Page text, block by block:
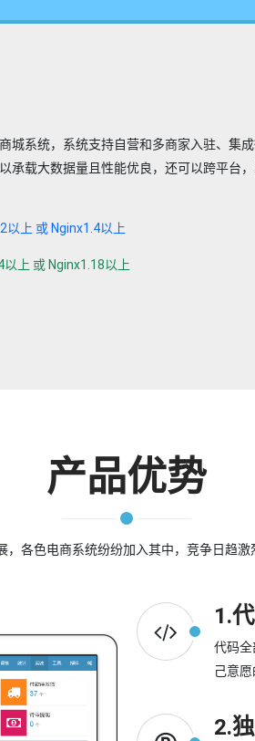
城系统，系统支持自营和多商家入驻、集
载大数据量且性能优良，还可以跨平台，
以上 或 Nginx1.4以上
上 或 Nginx1.18以上
产品优势
，各色电商系统纷纷加入其中，竞争日趋
1.
代码
己意愿
2.